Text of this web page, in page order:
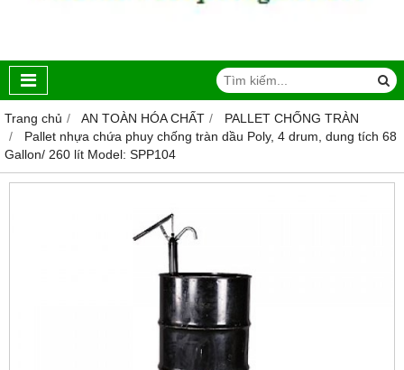
Trang chủ AN TOÀN HÓA CHẤT
PALLET CHỐNG TRÀN
Pallet nhựa chứa phuy chống tràn dầu Poly, 4 drum, dung tích 68
Gallon/ 260 lít Model: SPP104